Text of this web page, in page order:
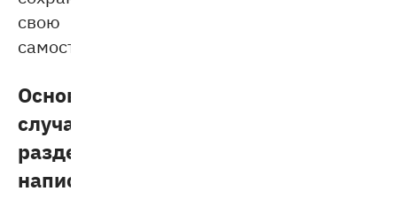
свою
самостоятельность.
Основные
случаи
раздельного
написания: